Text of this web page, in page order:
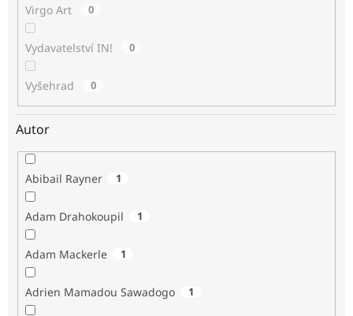
Virgo Art 0
Vydavatelství IN! 0
Vyšehrad 0
Autor
Abibail Rayner 1
Adam Drahokoupil 1
Adam Mackerle 1
Adrien Mamadou Sawadogo 1